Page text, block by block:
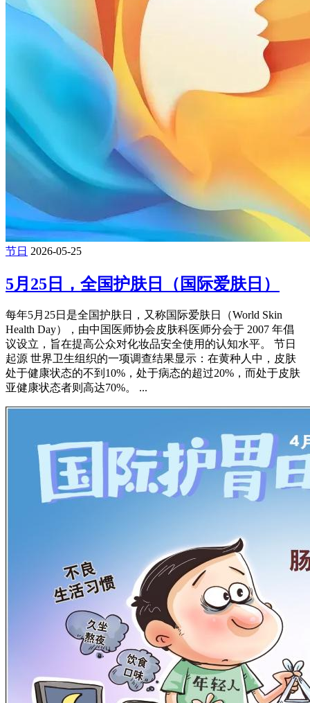
节日 2026-05-25
5月25日，全国护肤日（国际爱肤日）
每年5月25日是全国护肤日，又称国际爱肤日（World Skin
Health Day），由‌中国医师协会皮肤科医师分会‌于 2007 年倡
议设立，旨在提高公众对化妆品安全使用的认知水平。‌‌ 节日
起源 世界卫生组织的一项调查结果显示：在黄种人中，皮肤
处于健康状态的不到10%，处于病态的超过20%，而处于皮肤
亚健康状态者则高达70%。 ...